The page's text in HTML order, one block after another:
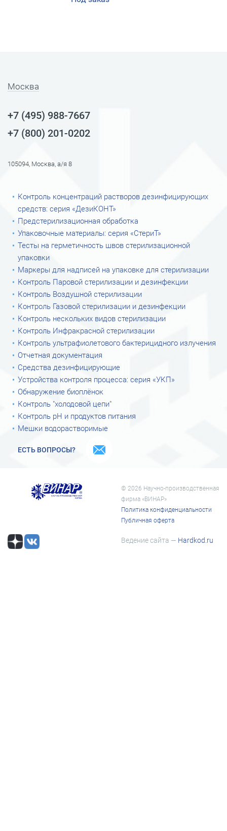
Москва
+7 (495) 988-7667
+7 (800) 201-0202
105094, Москва, а/я 8
Контроль концентраций растворов дезинфицирующих
средств: серия «ДезиКОНТ»
Предстерилизационная обработка
Упаковочные материалы: серия «СтериТ»
Тесты на герметичность швов стерилизационной
упаковки
Маркеры для надписей на упаковке для стерилизации
Контроль Паровой стерилизации и дезинфекции
Контроль Воздушной стерилизации
Контроль Газовой стерилизации и дезинфекции
Контроль нескольких видов стерилизации
Контроль Инфракрасной стерилизации
Контроль ультрафиолетового бактерицидного излучения
Отчетная документация
Средства дезинфицирующие
Устройства контроля процесса: серия «УКП»
Обнаружение биоплёнок
Контроль "холодовой цепи"
Контроль рН и продуктов питания
Мешки водорастворимые
ЕСТЬ ВОПРОСЫ?
© 2026 Научно-производственная
фирма «ВИНАР»
Политика конфиденциальности
Публичная оферта
Ведение сайта — Hardkod.ru